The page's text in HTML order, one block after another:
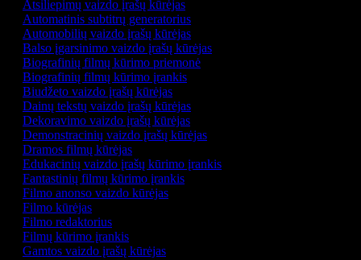
Atsiliepimų vaizdo įrašų kūrėjas
Automatinis subtitrų generatorius
Automobilių vaizdo įrašų kūrėjas
Balso įgarsinimo vaizdo įrašų kūrėjas
Biografinių filmų kūrimo priemonė
Biografinių filmų kūrimo įrankis
Biudžeto vaizdo įrašų kūrėjas
Dainų tekstų vaizdo įrašų kūrėjas
Dekoravimo vaizdo įrašų kūrėjas
Demonstracinių vaizdo įrašų kūrėjas
Dramos filmų kūrėjas
Edukacinių vaizdo įrašų kūrimo įrankis
Fantastinių filmų kūrimo įrankis
Filmo anonso vaizdo kūrėjas
Filmo kūrėjas
Filmo redaktorius
Filmų kūrimo įrankis
Gamtos vaizdo įrašų kūrėjas